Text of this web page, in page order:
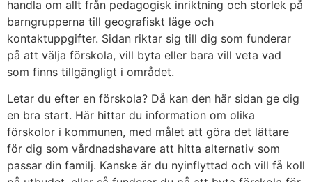
handla om allt från pedagogisk inriktning och storlek på
barngrupperna till geografiskt läge och
kontaktuppgifter. Sidan riktar sig till dig som funderar
på att välja förskola, vill byta eller bara vill veta vad
som finns tillgängligt i området.
Letar du efter en förskola? Då kan den här sidan ge dig
en bra start. Här hittar du information om olika
förskolor i kommunen, med målet att göra det lättare
för dig som vårdnadshavare att hitta alternativ som
passar din familj. Kanske är du nyinflyttad och vill få koll